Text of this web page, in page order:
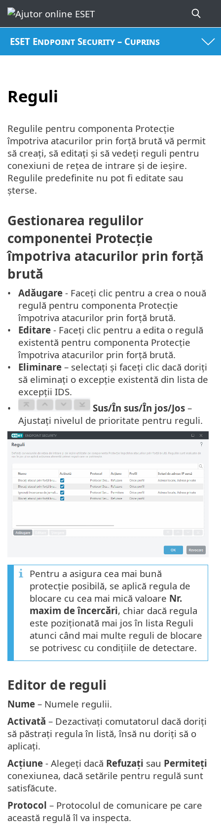
ESET Endpoint Security – Cuprins
Reguli
Regulile pentru componenta Protecție
împotriva atacurilor prin forță brută vă permit
să creați, să editați și să vedeți reguli pentru
conexiuni de rețea de intrare și de ieșire.
Regulile predefinite nu pot fi editate sau
șterse.
Gestionarea regulilor
componentei Protecție
împotriva atacurilor prin forță
brută
Adăugare - Faceți clic pentru a crea o nouă
regulă pentru componenta Protecție
împotriva atacurilor prin forță brută.
Editare - Faceți clic pentru a edita o regulă
existentă pentru componenta Protecție
împotriva atacurilor prin forță brută.
Eliminare – selectați și faceți clic dacă doriți
să eliminați o excepție existentă din lista de
excepții IDS.
Sus/În sus/În jos/Jos –
Ajustați nivelul de prioritate pentru reguli.
Pentru a asigura cea mai bună
protecție posibilă, se aplică regula de
blocare cu cea mai mică valoare Nr.
maxim de încercări, chiar dacă regula
este poziționată mai jos în lista Reguli
atunci când mai multe reguli de blocare
se potrivesc cu condițiile de detectare.
Editor de reguli
Nume – Numele regulii.
Activată – Dezactivați comutatorul dacă doriți
să păstrați regula în listă, însă nu doriți să o
aplicați.
Acțiune - Alegeți dacă Refuzați sau Permiteți
conexiunea, dacă setările pentru regulă sunt
satisfăcute.
Protocol – Protocolul de comunicare pe care
această regulă îl va inspecta.